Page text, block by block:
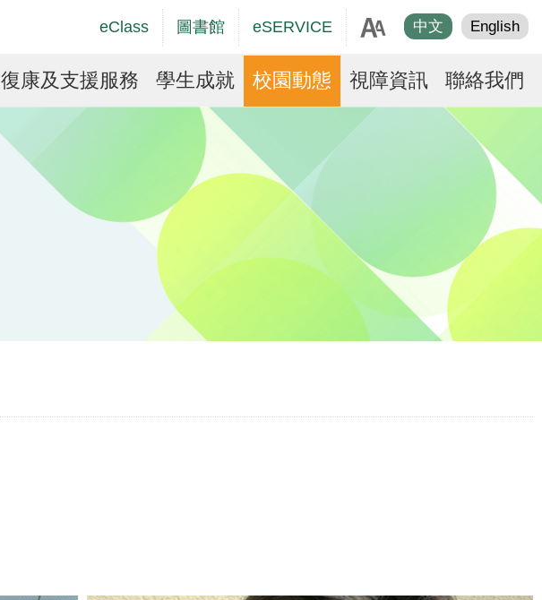
Social
Language
switcher
中文 English
eClass 圖書館 eSERVICE
復康及支援服務 學生成就 校園動態 視障資訊 聯絡我們